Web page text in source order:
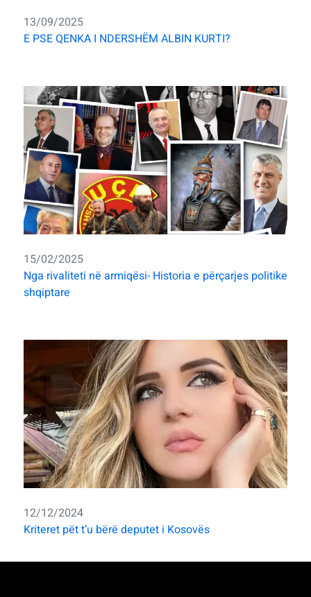
13/09/2025
E PSE QENKA I NDERSHËM ALBIN KURTI?
15/02/2025
Nga rivaliteti në armiqësi- Historia e përçarjes politike
shqiptare
12/12/2024
Kriteret pët t’u bërë deputet i Kosovës